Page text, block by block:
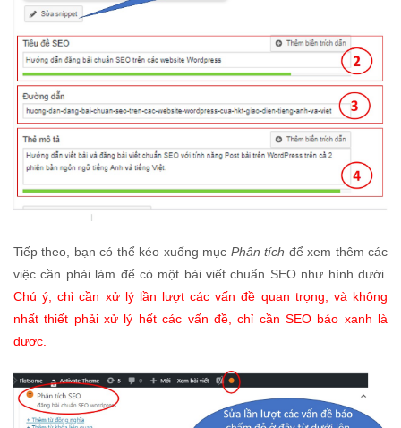
Tiếp theo, bạn có thể kéo xuống mục Phân tích để xem thêm các
việc cần phải làm để có một bài viết chuẩn SEO như hình dưới.
Chú ý, chỉ cần xử lý lần lượt các vấn đề quan trọng, và không
nhất thiết phải xử lý hết các vấn đề, chỉ cần SEO báo xanh là
được.